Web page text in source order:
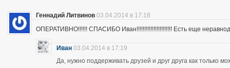
Геннадий Литвинов 03.04.2014 в 17:18
ОПЕРАТИВНО!!!!!! СПАСИБО Иван!!!!!!!!!!!!!!!!!!!!!!! Есть еще
Иван 03.04.2014 в 17:19
Да, нужно поддерживать друзей и друг друга как только